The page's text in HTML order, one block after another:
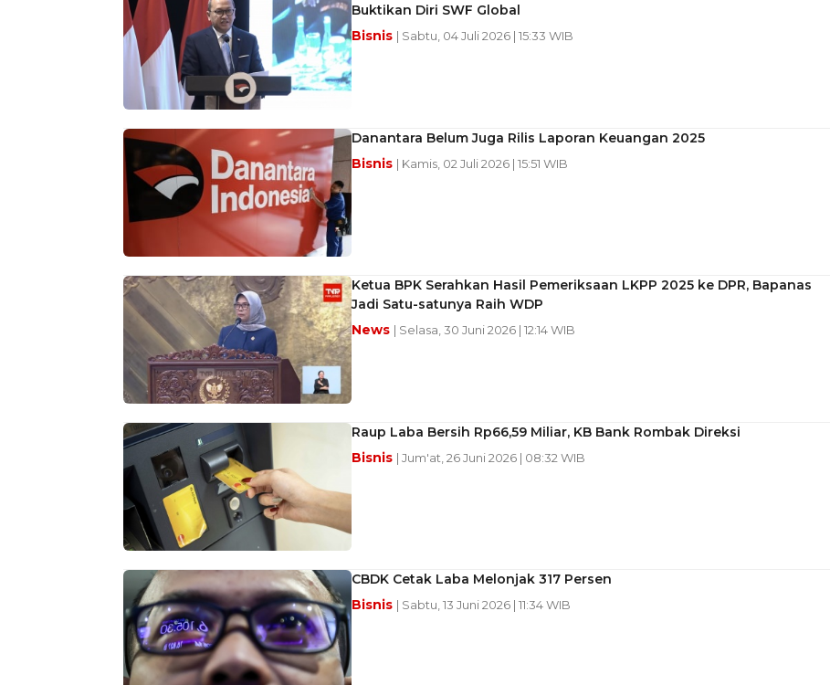
Buktikan Diri SWF Global
Bisnis | Sabtu, 04 Juli 2026 | 15:33 WIB
Danantara Belum Juga Rilis Laporan Keuangan 2025
Bisnis | Kamis, 02 Juli 2026 | 15:51 WIB
Ketua BPK Serahkan Hasil Pemeriksaan LKPP 2025 ke DPR, Bapanas
Jadi Satu-satunya Raih WDP
News | Selasa, 30 Juni 2026 | 12:14 WIB
Raup Laba Bersih Rp66,59 Miliar, KB Bank Rombak Direksi
Bisnis | Jum'at, 26 Juni 2026 | 08:32 WIB
CBDK Cetak Laba Melonjak 317 Persen
Bisnis | Sabtu, 13 Juni 2026 | 11:34 WIB